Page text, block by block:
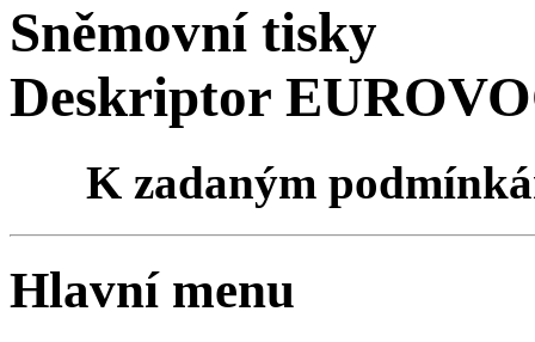
Sněmovní tisky
Deskriptor
K zadaným
Hlavní menu